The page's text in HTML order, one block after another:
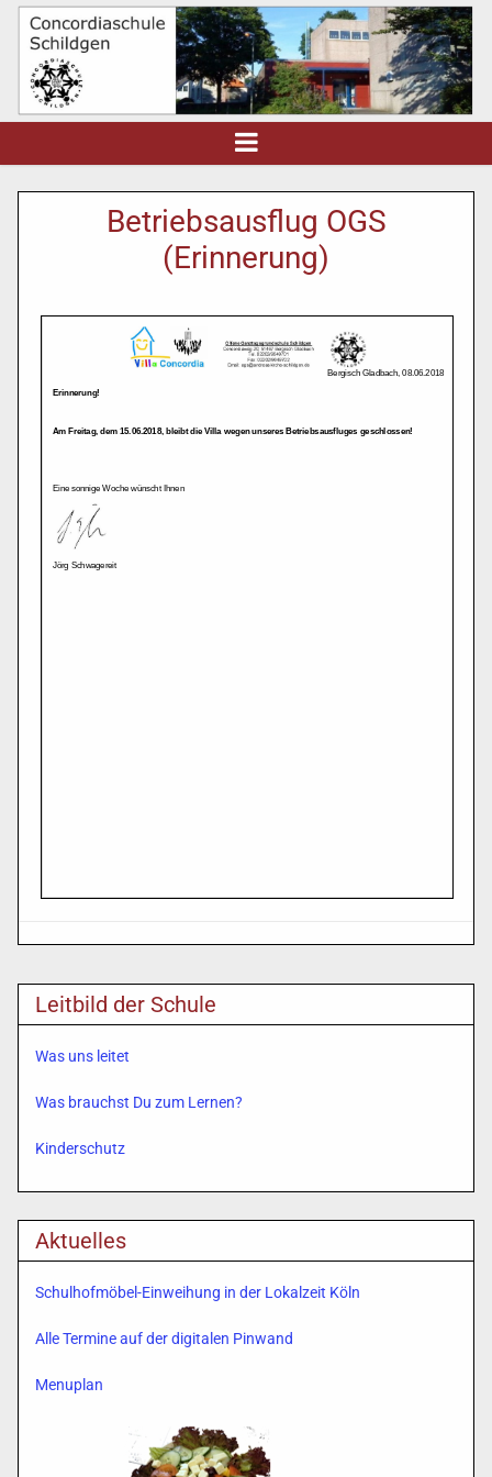
Betriebsausflug OGS
(Erinnerung)
Leitbild der Schule
Was uns leitet
Was brauchst Du zum Lernen?
Kinderschutz
Aktuelles
Schulhofmöbel-Einweihung in der Lokalzeit Köln
Alle Termine auf der digitalen Pinwand
Menuplan